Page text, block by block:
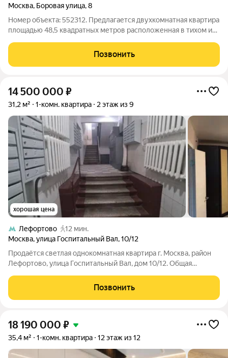
Москва, Боровая улица,8
Номер объекта: 552312. Предлагается двухкомнатная квартира
площадью 48,5 квадратных метров расположенная в тихом и
Идеально для семей с
Позвонить
14 500 000 ₽
31,2 м² 1-комн. квартира 2 этаж из 9
хорошая цена
Лефортово
12 мин.
Москва,улица Госпитальный Вал,10/12
Продаётся светлая однокомнатная квартира г. Москва, район
Лефортово, улица Госпитальный Вал, дом 10/12. Общая
Квартира расположена на 2-м этаже 9 -этажного дома. Высота
потолков -2,5
Позвонить
18 190 000 ₽
35,4 м² 1-комн. квартира 12 этаж из 12